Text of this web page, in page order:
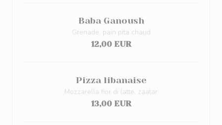
Baba Ganoush
Grenade, pain pita chaud
12,00 EUR
Pizza libanaise
Mozzarella fior di latte, zaatar
13,00 EUR